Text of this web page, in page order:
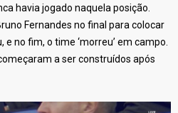
havia jogado naquela posição.
Fernandes no final para colocar
e no fim, o time ‘morreu’ em campo.
a ser construídos após